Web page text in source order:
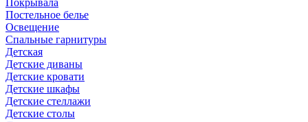
Покрывала
Постельное белье
Освещение
Спальные гарнитуры
Детская
Детские диваны
Детские кровати
Детские шкафы
Детские стеллажи
Детские столы